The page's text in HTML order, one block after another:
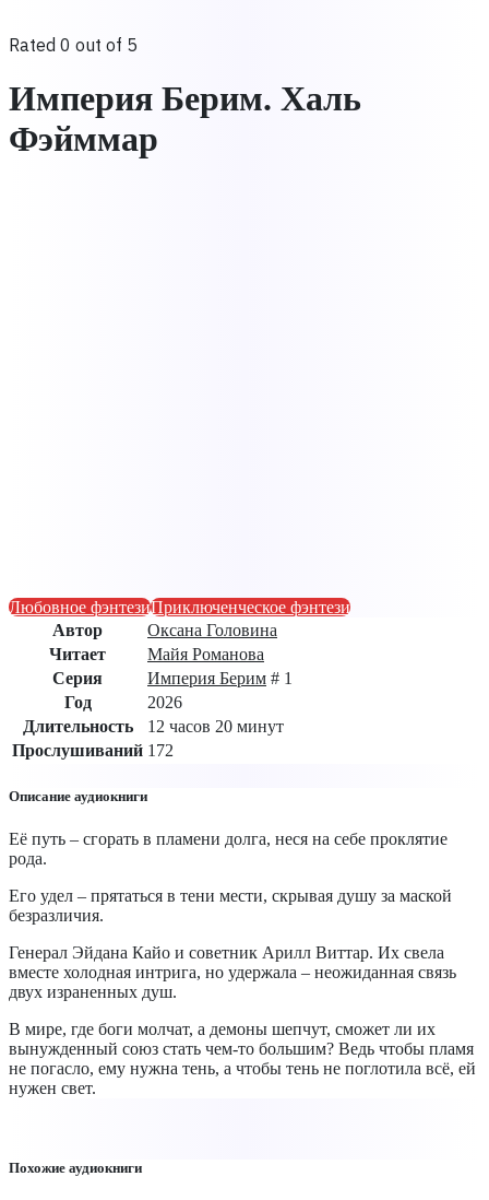
Rated 0 out of 5
Империя Берим. Халь
Фэйммар
Любовное фэнтезиПриключенческое фэнтези
Автор
Оксана Головина
Читает
Майя Романова
Серия
Империя Берим # 1
Год
2026
Длительность
12 часов 20 минут
Прослушиваний 172
Описание аудиокниги
Её путь – сгорать в пламени долга, неся на себе проклятие
рода.
Его удел – прятаться в тени мести, скрывая душу за маской
безразличия.
Генерал Эйдана Кайо и советник Арилл Виттар. Их свела
вместе холодная интрига, но удержала – неожиданная связь
двух израненных душ.
В мире, где боги молчат, а демоны шепчут, сможет ли их
вынужденный союз стать чем-то большим? Ведь чтобы пламя
не погасло, ему нужна тень, а чтобы тень не поглотила всё, ей
нужен свет.
Похожие аудиокниги